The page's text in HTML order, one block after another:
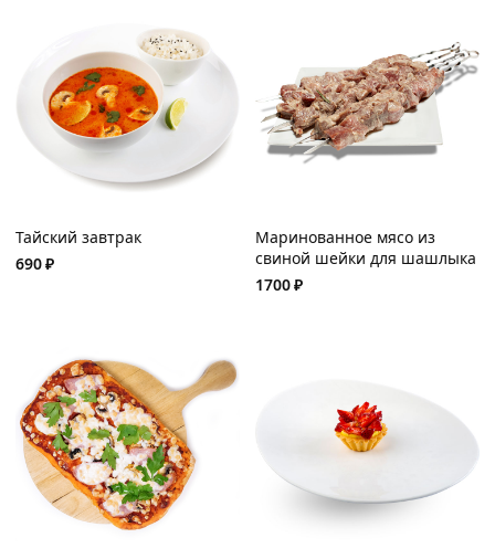
Тайский завтрак
690₽
Маринованное мясо из
свиной шейки для шашлыка
1700₽